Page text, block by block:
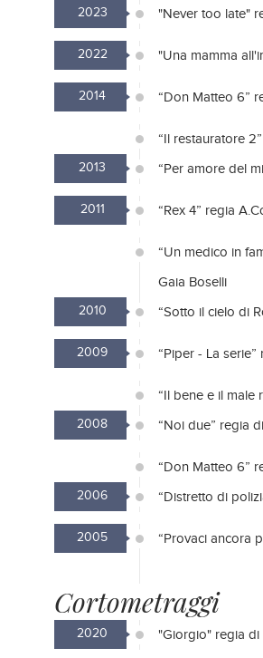
2023 "Never too late"
2022 "Una mamma
2014 “Don Matteo 6”
“Il restauratore
2013 “Per amore del
2011 “Rex 4” regia
“Un medico in
Gaia Boselli
2010 “Sotto il cielo di
2009 “Piper - La
“Il bene e il male
2008 “Noi due” regia
“Don Matteo 6”
2006 “Distretto di
2005 “Provaci ancora
Cortometraggi
2020 "Giorgio" regia di